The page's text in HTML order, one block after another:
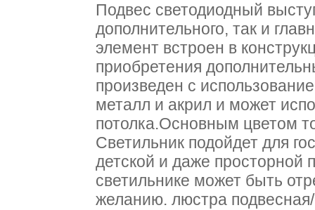
Подвес светодиодный
дополнительного, так и
элемент встроен в
приобретения
произведен с
металл и акрил и может
потолка.Основным цветом
Светильник подойдет для
детской и даже просторной
светильнике может быть
желанию. люстра